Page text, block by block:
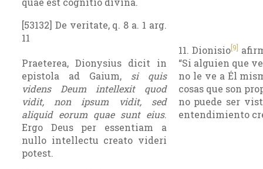
[53132] De veritate, q. 8 a. 1 arg.
11
Praeterea, Dionysius dicit in
epistola ad Gaium, si quis
videns Deum intellexit quod
vidit, non ipsum vidit, sed
aliquid eorum quae sunt eius.
Ergo Deus per essentiam a
nullo intellectu creato videri
potest.
11. Dionisio[9]
“Si alguien que
no le ve a Él
cosas que son
no puede ser
enten­dimiento